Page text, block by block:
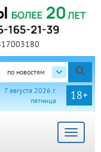
по новостям
18+
7 августа 2026 г.
пятница
Toggle